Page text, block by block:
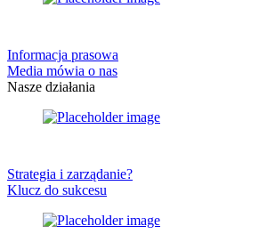
Informacja prasowa
Media mówia o nas
Nasze działania
Strategia i zarządanie?
Klucz do sukcesu